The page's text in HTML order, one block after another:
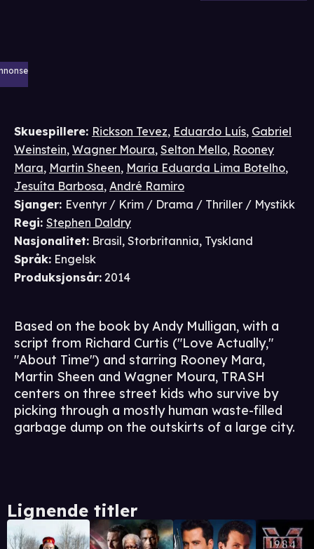
Skuespillere: Rickson Tevez, Eduardo Luís, Gabriel
Weinstein, Wagner Moura, Selton Mello, Rooney
Mara, Martin Sheen, Maria Eduarda Lima Botelho,
Jesuíta Barbosa, André Ramiro
Sjanger: Eventyr / Krim / Drama / Thriller / Mystikk
Regi: Stephen Daldry
Nasjonalitet: Brasil, Storbritannia, Tyskland
Språk: Engelsk
Produksjonsår: 2014
Based on the book by Andy Mulligan, with a
script from Richard Curtis ("Love Actually,"
"About Time") and starring Rooney Mara,
Martin Sheen and Wagner Moura, TRASH
centers on three street kids who survive by
picking through a mostly human waste-filled
garbage dump on the outskirts of a large city.
Lignende titler